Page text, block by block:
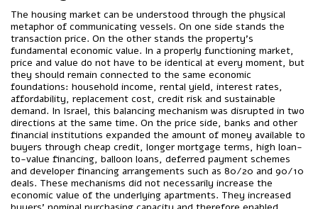
The housing market can be understood through the physical
metaphor of communicating vessels. On one side stands the
transaction price. On the other stands the property’s
fundamental economic value. In a properly functioning market,
price and value do not have to be identical at every moment, but
they should remain connected to the same economic
foundations: household income, rental yield, interest rates,
affordability, replacement cost, credit risk and sustainable
demand. In Israel, this balancing mechanism was disrupted in two
directions at the same time. On the price side, banks and other
financial institutions expanded the amount of money available to
buyers through cheap credit, longer mortgage terms, high loan-
to-value financing, balloon loans, deferred payment schemes
and developer financing arrangements such as 80/20 and 90/10
deals. These mechanisms did not necessarily increase the
economic value of the underlying apartments. They increased